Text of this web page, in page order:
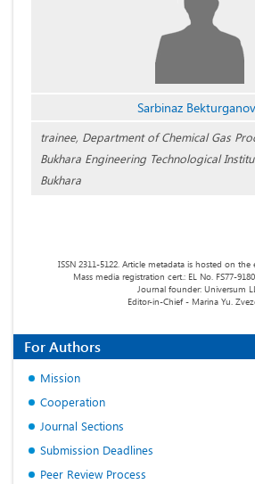
Sarbinaz
trainee, Department of Chemical Gas
Bukhara Engineering Technological
Bukhara
ISSN 2311-5122. Article metadata is hosted on the
Mass media registration cert.: EL No. FS77-
Journal founder: Universum
Editor-in-Chief - Marina Yu.
For Authors
Mission
Cooperation
Journal Sections
Submission Deadlines
Peer Review Process